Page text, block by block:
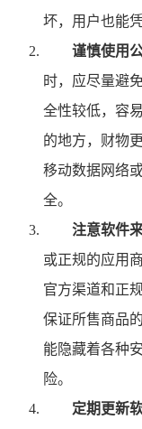
坏，用户也能
谨慎使用
时，应尽量避
全性较低，容
的地方，财物
移动数据网络
全。
注意软件
或正规的应用
官方渠道和正
保证所售商品
能隐藏着各种
险。
定期更新